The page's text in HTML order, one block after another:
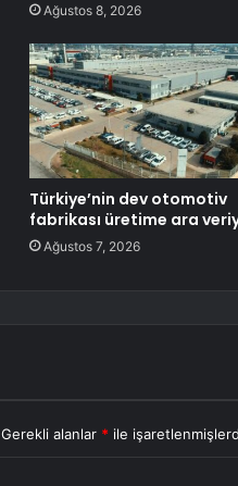
Ağustos 8, 2026
Türkiye’nin dev otomotiv
fabrikası üretime ara
Ağustos 7, 2026
Gerekli alanlar * ile